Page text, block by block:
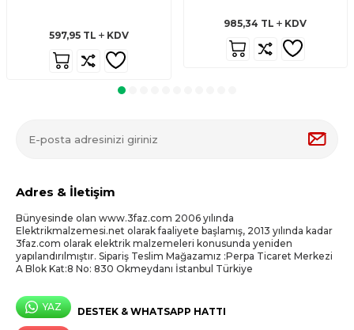
597,95TL KDV
985,34 TL KDV
Adres & İletişim
Bünyesinde olan www.3faz.com 2006 yılında
Elektrikmalzemesi.net olarak faaliyete başlamış, 2013 yılında kadar
3faz.com olarak elektrik malzemeleri konusunda yeniden
yapılandırılmıştır. Sipariş Teslim Mağazamız :Perpa Ticaret Merkezi
A Blok Kat:8 No: 830 Okmeydanı İstanbul Türkiye
YAZ DESTEK & WHATSAPP HATTI